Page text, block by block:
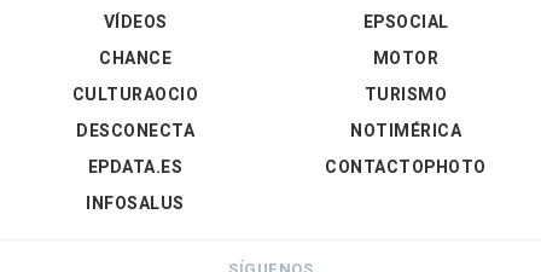
VÍDEOS
EPSOCIAL
CHANCE
CULTURAOCIO
DESCONECTA
EPDATA.ES
INFOSALUS
MOTOR
TURISMO
NOTIMÉRICA
CONTACTOPHOTO